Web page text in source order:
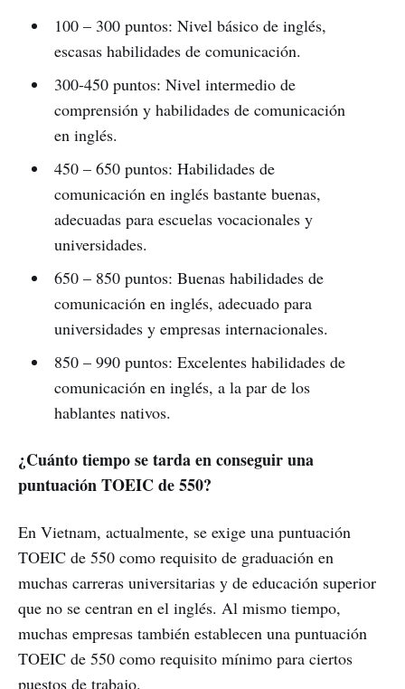
100 – 300 puntos: Nivel básico de inglés,
escasas habilidades de comunicación.
300-450 puntos: Nivel intermedio de
comprensión y habilidades de comunicación
en inglés.
450 – 650 puntos: Habilidades de
comunicación en inglés bastante buenas,
adecuadas para escuelas vocacionales y
universidades.
650 – 850 puntos: Buenas habilidades de
comunicación en inglés, adecuado para
universidades y empresas internacionales.
850 – 990 puntos: Excelentes habilidades de
comunicación en inglés, a la par de los
hablantes nativos.
¿Cuánto tiempo se tarda en conseguir una
puntuación TOEIC de 550?
En Vietnam, actualmente, se exige una puntuación
TOEIC de 550 como requisito de graduación en
muchas carreras universitarias y de educación superior
que no se centran en el inglés. Al mismo tiempo,
muchas empresas también establecen una puntuación
TOEIC de 550 como requisito mínimo para ciertos
puestos de trabajo.